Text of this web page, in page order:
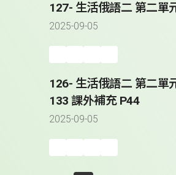
127- 生活俄語二 第二單
2025-09-05
126- 生活俄語二 第二單
133 課外補充 P44
2025-09-05